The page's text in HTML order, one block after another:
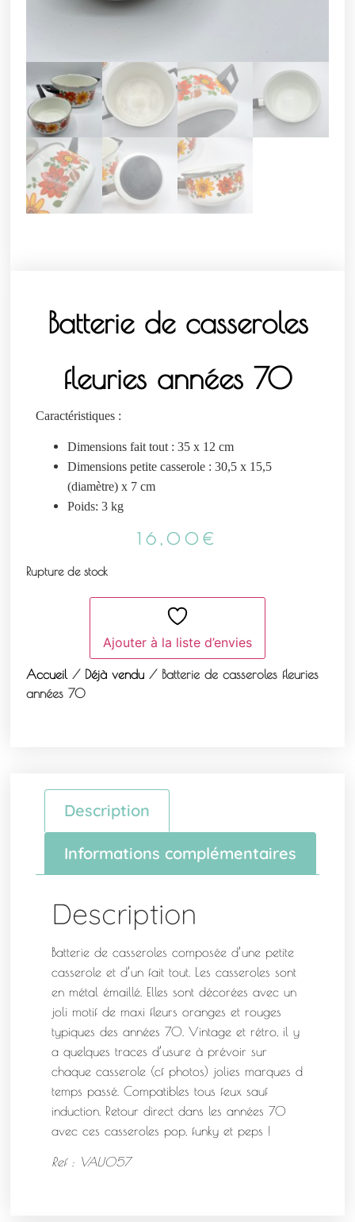
Batterie de casseroles
fleuries années 70
Caractéristiques :
Dimensions fait tout : 35 x 12 cm
Dimensions petite casserole : 30,5 x 15,5
(diamètre) x 7 cm
Poids: 3 kg
16,00 €
Rupture de stock
Ajouter à la liste d’envies
Accueil / Déjà vendu / Batterie de casseroles fleuries
années 70
Description
Informations complémentaires
Description
Batterie de casseroles composée d’une petite
casserole et d’un fait tout. Les casseroles sont
en métal émaillé. Elles sont décorées avec un
joli motif de maxi fleurs oranges et rouges
typiques des années 70. Vintage et rétro, il y
a quelques traces d’usure à prévoir sur
chaque casserole (cf photos) jolies marques d
temps passé. Compatibles tous feux sauf
induction. Retour direct dans les années 70
avec ces casseroles pop, funky et peps !
Ref : VAU057